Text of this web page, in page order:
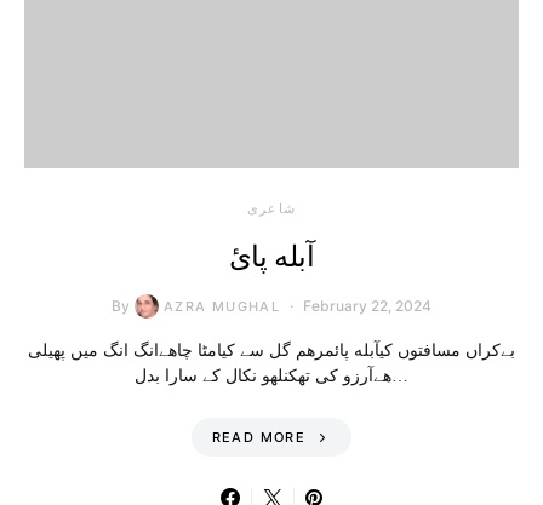
شاعری
آبله پائ
By AZRA MUGHAL February 22, 2024
بےکراں مسافتوں کیآبله پائمرهم گل سے کیامٹا چاهےانگ انگ میں پهیلی
READ MORE